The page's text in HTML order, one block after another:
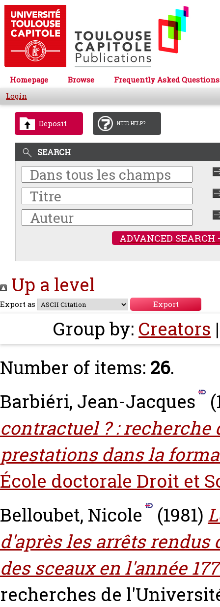
Homepage Browse
Frequently Asked Questions
Login
Deposit NEED HELP?
SEARCH
ADVANCED SEARCH
Up a level
Export as
Group by: Creators
Number of items: 26.
Barbiéri, Jean-Jacques
contractuel ? :
prestations dans la
École doctorale Droit et
Belloubet, Nicole
(1981)
d'après les arrêts rendus
des sceaux en l'année
recherches de